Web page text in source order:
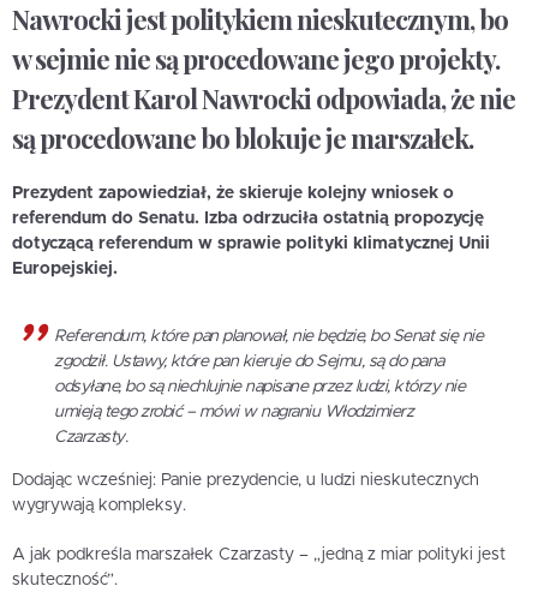
Nawrocki jest politykiem nieskutecznym, bo
w sejmie nie są procedowane jego projekty.
Prezydent Karol Nawrocki odpowiada, że nie
są procedowane bo blokuje je marszałek.
Prezydent zapowiedział, że skieruje kolejny wniosek o
referendum do Senatu. Izba odrzuciła ostatnią propozycję
dotyczącą referendum w sprawie polityki klimatycznej Unii
Europejskiej.
Referendum, które pan planował, nie będzie, bo Senat się nie
zgodził. Ustawy, które pan kieruje do Sejmu, są do pana
odsyłane, bo są niechlujnie napisane przez ludzi, którzy nie
umieją tego zrobić – mówi w nagraniu Włodzimierz
Czarzasty.
Dodając wcześniej: Panie prezydencie, u ludzi nieskutecznych
wygrywają kompleksy.
A jak podkreśla marszałek Czarzasty – „jedną z miar polityki jest
skuteczność”.